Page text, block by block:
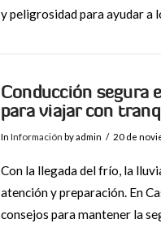
y peligrosidad para ayudar a
Conducción segura
para viajar con
In Información by admin 20 de
Con la llegada del frío, la
atención y preparación. En
consejos para mantener la